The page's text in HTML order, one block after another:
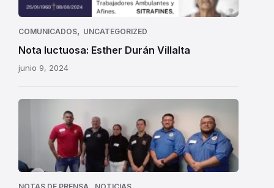
COMUNICADOS, UNCATEGORIZED
Nota luctuosa: Esther Durán Villalta
junio 9, 2024
CMTC
capacitación
de
Matriz
,